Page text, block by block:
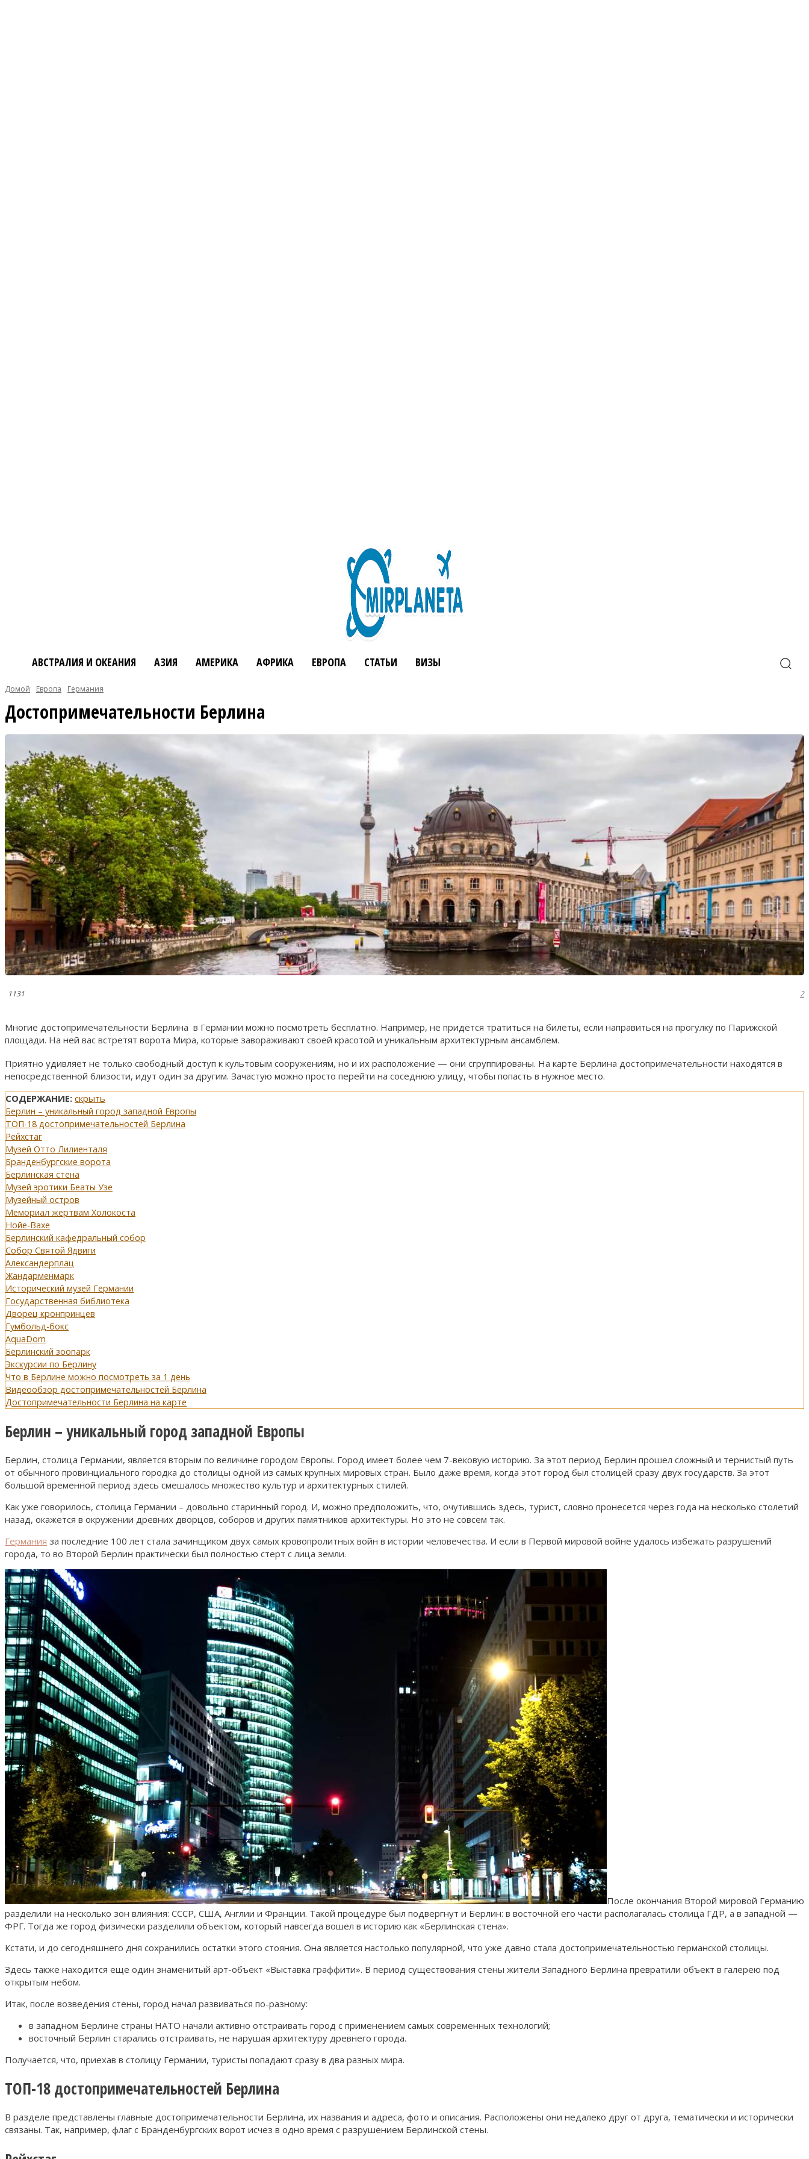
АВСТРАЛИЯ И ОКЕАНИЯ АЗИЯ АМЕРИКА АФРИКА ЕВРОПА СТАТЬИ ВИЗЫ
Домой Европа Германия
Достопримечательности Берлина
1131 2
Многие достопримечательности Берлина в Германии можно посмотреть бесплатно. Например, не придётся тратиться на билеты, если направиться на прогулку по Парижской
площади. На ней вас встретят ворота Мира, которые завораживают своей красотой и уникальным архитектурным ансамблем.
Приятно удивляет не только свободный доступ к культовым сооружениям, но и их расположение — они сгруппированы. На карте Берлина достопримечательности находятся в
непосредственной близости, идут один за другим. Зачастую можно просто перейти на соседнюю улицу, чтобы попасть в нужное место.
СОДЕРЖАНИЕ: скрыть
Берлин – уникальный город западной Европы
ТОП-18 достопримечательностей Берлина
Рейхстаг
Музей Отто Лилиенталя
Бранденбургские ворота
Берлинская стена
Музей эротики Беаты Узе
Музейный остров
Мемориал жертвам Холокоста
Нойе-Вахе
Берлинский кафедральный собор
Собор Святой Ядвиги
Александерплац
Жандарменмарк
Исторический музей Германии
Государственная библиотека
Дворец кронпринцев
Гумбольд-бокс
AquaDom
Берлинский зоопарк
Экскурсии по Берлину
Что в Берлине можно посмотреть за 1 день
Видеообзор достопримечательностей Берлина
Достопримечательности Берлина на карте
Берлин – уникальный город западной Европы
Берлин, столица Германии, является вторым по величине городом Европы. Город имеет более чем 7-вековую историю. За этот период Берлин прошел сложный и тернистый путь
от обычного провинциального городка до столицы одной из самых крупных мировых стран. Было даже время, когда этот город был столицей сразу двух государств. За этот
большой временной период здесь смешалось множество культур и архитектурных стилей.
Как уже говорилось, столица Германии – довольно старинный город. И, можно предположить, что, очутившись здесь, турист, словно пронесется через года на несколько столетий
назад, окажется в окружении древних дворцов, соборов и других памятников архитектуры. Но это не совсем так.
Германия за последние 100 лет стала зачинщиком двух самых кровопролитных войн в истории человечества. И если в Первой мировой войне удалось избежать разрушений
города, то во Второй Берлин практически был полностью стерт с лица земли.
После окончания Второй мировой Германию
разделили на несколько зон влияния: СССР, США, Англии и Франции. Такой процедуре был подвергнут и Берлин: в восточной его части располагалась столица ГДР, а в западной —
ФРГ. Тогда же город физически разделили объектом, который навсегда вошел в историю как «Берлинская стена».
Кстати, и до сегодняшнего дня сохранились остатки этого стояния. Она является настолько популярной, что уже давно стала достопримечательностью германской столицы.
Здесь также находится еще один знаменитый арт-объект «Выставка граффити». В период существования стены жители Западного Берлина превратили объект в галерею под
открытым небом.
Итак, после возведения стены, город начал развиваться по-разному:
в западном Берлине страны НАТО начали активно отстраивать город с применением самых современных технологий;
восточный Берлин старались отстраивать, не нарушая архитектуру древнего города.
Получается, что, приехав в столицу Германии, туристы попадают сразу в два разных мира.
ТОП-18 достопримечательностей Берлина
В разделе представлены главные достопримечательности Берлина, их названия и адреса, фото и описания. Расположены они недалеко друг от друга, тематически и исторически
связаны. Так, например, флаг с Бранденбургских ворот исчез в одно время с разрушением Берлинской стены.